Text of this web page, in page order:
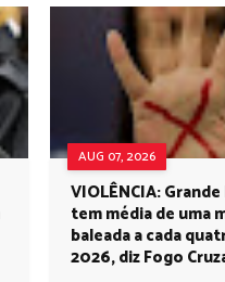
AUG 07, 2026
VIOLÊNCIA:
tem média de uma
baleada a cada
2026, diz Fogo